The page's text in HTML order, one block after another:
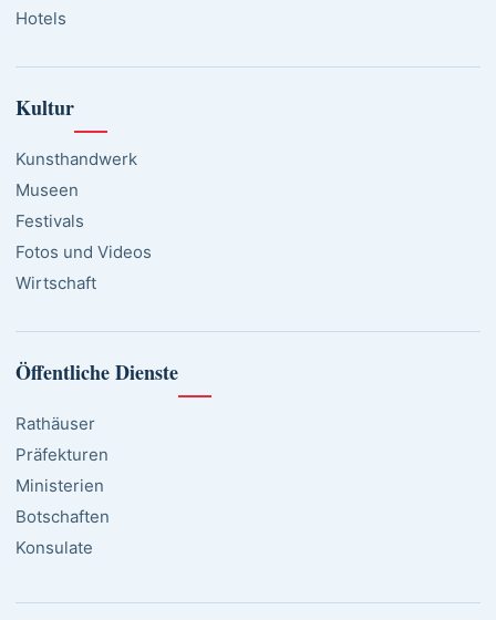
Hotels
Kultur
Kunsthandwerk
Museen
Festivals
Fotos und Videos
Wirtschaft
Öffentliche Dienste
Rathäuser
Präfekturen
Ministerien
Botschaften
Konsulate